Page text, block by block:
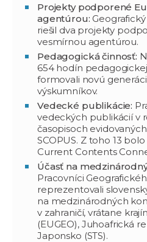
Projekty podporené
agentúrou:
riešil dva projekty
vesmírnou agentúrou.
Pedagogická činnosť:
654 hodín
formovali novú
výskumníkov.
Vedecké publikácie:
vedeckých publikácií v
časopisoch
SCOPUS. Z toho 13
Current Contents
Účasť na
Pracovníci
reprezentovali
na medzinárodných
v zahraničí, vrátane
(EUGEO), Juhoafrická
Japonsko (STS).